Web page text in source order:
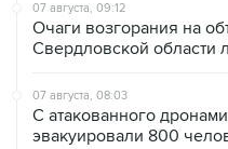
07 августа, 09:12
Очаги возгорания на
Свердловской области
07 августа, 08:03
С атакованного
эвакуировали 800